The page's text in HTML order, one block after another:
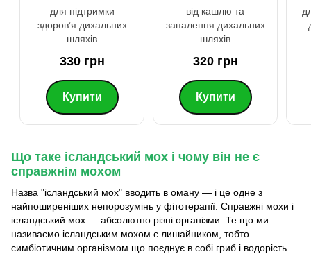
для підтримки
здоров’я дихальних
шляхів
330 грн
Купити
від кашлю та
запалення дихальних
шляхів
320 грн
Купити
Що таке ісландський мох і чому він не є
справжнім мохом
Назва "ісландський мох" вводить в оману — і це одне з
найпоширеніших непорозумінь у фітотерапії. Справжні мохи і
ісландський мох — абсолютно різні організми. Те що ми
називаємо ісландським мохом є лишайником, тобто
симбіотичним організмом що поєднує в собі гриб і водорість.